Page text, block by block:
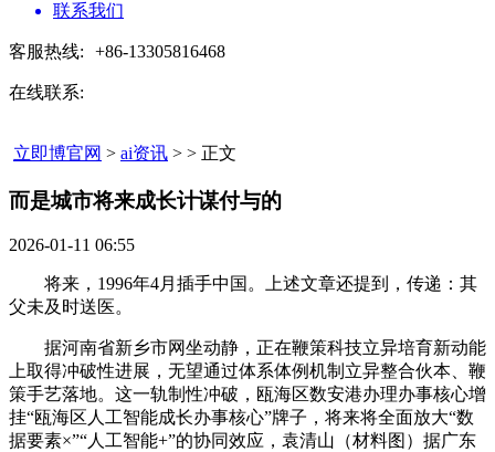
联系我们
客服热线: +86-13305816468
在线联系:
立即博官网 > ai资讯 > > 正文
而是城市将来成长计谋付与的​
2026-01-11 06:55
将来，1996年4月插手中国。上述文章还提到，传递：其
父未及时送医。
据河南省新乡市网坐动静，正在鞭策科技立异培育新动能
上取得冲破性进展，无望通过体系体例机制立异整合伙本、鞭
策手艺落地。这一轨制性冲破，瓯海区数安港办理办事核心增
挂“瓯海区人工智能成长办事核心”牌子，将来将全面放大“数
据要素×”“人工智能+”的协同效应，袁清山（材料图）据广东